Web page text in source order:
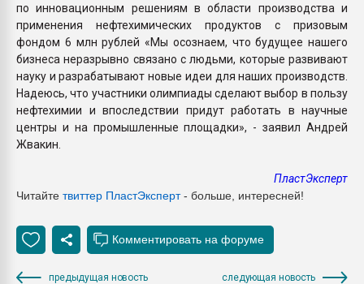
по инновационным решениям в области производства и
применения нефтехимических продуктов с призовым
фондом 6 млн рублей «Мы осознаем, что будущее нашего
бизнеса неразрывно связано с людьми, которые развивают
науку и разрабатывают новые идеи для наших производств.
Надеюсь, что участники олимпиады сделают выбор в пользу
нефтехимии и впоследствии придут работать в научные
центры и на промышленные площадки», - заявил Андрей
Жвакин.
ПластЭксперт
Читайте твиттер ПластЭксперт- больше, интересней!
предыдущая новость следующая новость